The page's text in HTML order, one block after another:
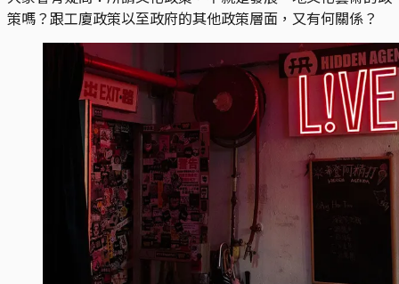
策嗎？跟工廈政策以至政府的其他政策層面，又有何關係？